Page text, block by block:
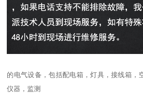
的电气设备，包括配电箱，灯具，接线箱，
仪器，监测